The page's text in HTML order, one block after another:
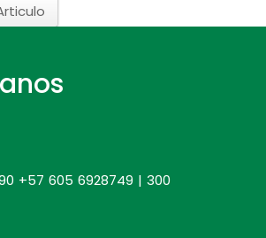
+57 605 6928749 | 300